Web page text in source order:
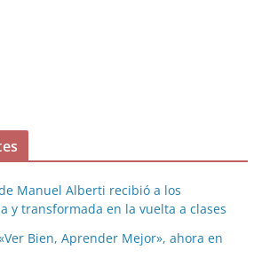
Manuel Alberti recibió a los
y transformada en la vuelta a clases
Bien, Aprender Mejor», ahora en